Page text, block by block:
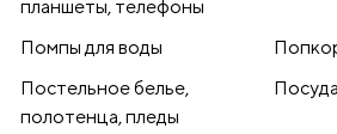
планшеты, телефоны
Помпы для воды
Постельное белье,
полотенца, пледы
Посуда